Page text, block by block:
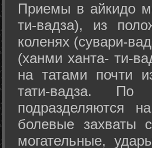
Приемы в айкидо
ти-вадза), из
коленях (сувари-
(ханми ханта- ти-
на татами почти
тати-вадза. По
подразделяются
болевые захваты
могательные,